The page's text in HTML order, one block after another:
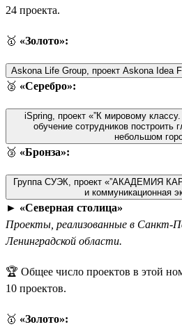
24 проекта.
🥇 «Золото»:
Askona Life Group, проект Askona Idea
🥈 «Серебро»:
iSpring, проект «”К мировому
обучение сотрудников построить
небольшом
🥉 «Бронза»:
Группа СУЭК, проект «”АКАДЕМИЯ
и коммуникационная
► «Северная столица»
Проекты, реализованные в Санкт-
Ленинградской области.
🏆 Общее число проектов в этой
10 проектов.
🥇 «Золото»: